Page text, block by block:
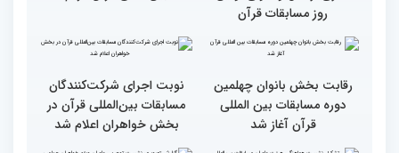
طنینی به وسعت یک جهان/
گزارش توصیفی و حاشیه
نگاری از حال و هوای اولین
روز مسابقات قرآن
جزئیات اولین روز رقابت
بخش بانوان مسابقات
بین‌المللی قرآن کریم